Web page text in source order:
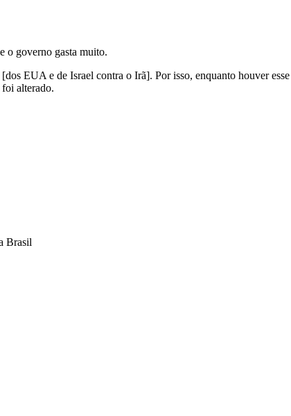
o governo gasta muito.
EUA e de Israel contra o Irã]. Por isso, enquanto houver
alterado.
Brasil